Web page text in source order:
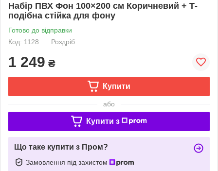
Набір ПВХ Фон 100×200 см Коричневий + Т-
подібна стійка для фону
Готово до відправки
Код: 1128
Роздріб
1 249 ₴
Купити
або
Купити з
Що таке купити з Пром?
Замовлення під захистом